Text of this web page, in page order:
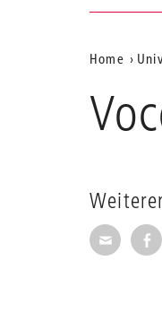
Aktuelle
Position
auf
Home
Seite